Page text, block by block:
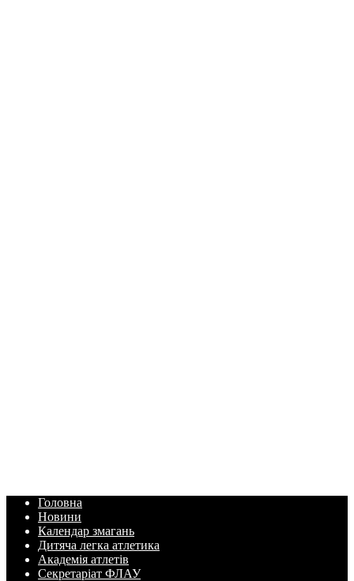
Головна
Новини
Календар змагань
Дитяча легка атлетика
Академія атлетів
Секретаріат ФЛАУ